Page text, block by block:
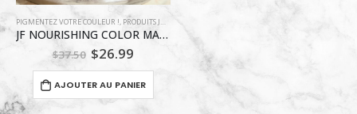
PIGMENTEZ VOTRE COULEUR !, PRODUITS JUNGLE FEVER
JF NOURISHING COLOR MASK PURPLE 250 ML
$37.50 Le
prix
initial
était :
$37.50.
$26.99
actuel
est :
$26.99.
AJOUTER AU PANIER